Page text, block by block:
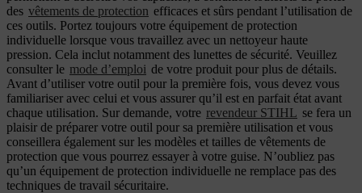
des vêtements de protection efficaces et sûrs pendant l’utilisation de
ces outils. Portez toujours votre équipement de protection
individuelle lorsque vous travaillez avec un nettoyeur haute
pression. Cela inclut notamment des lunettes de sécurité. Veuillez
consulter le mode d’emploi de votre produit pour plus de détails.
Avant d’utiliser votre outil pour la première fois, vous devez vous
familiariser avec celui et vous assurer qu’il est en parfait état avant
chaque utilisation. Sur demande, votre revendeur STIHL se fera un
plaisir de préparer votre outil pour sa première utilisation et vous
conseillera également sur les modèles et tailles de vêtements de
protection que vous pourrez essayer à votre guise. N’oubliez pas
qu’un équipement de protection individuelle ne remplace pas des
techniques de travail sécuritaire.